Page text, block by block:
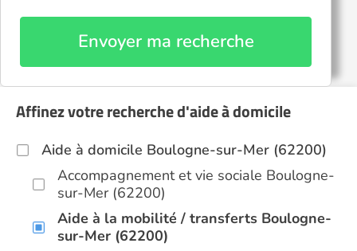
Envoyer ma recherche
Affinez votre recherche d'aide à domicile
Aide à domicile Boulogne-sur-Mer (62200)
Accompagnement et vie sociale Boulogne-
sur-Mer (62200)
Aide à la mobilité / transferts Boulogne-
sur-Mer (62200)